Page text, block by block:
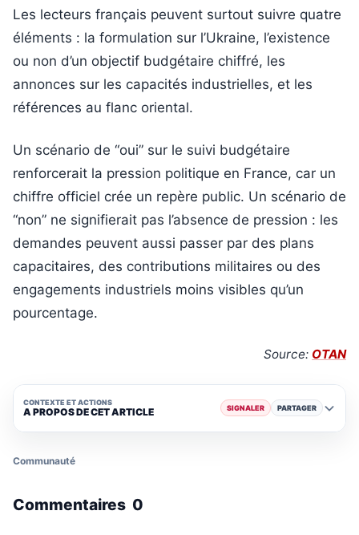
Les lecteurs français peuvent surtout suivre quatre
éléments : la formulation sur l’Ukraine, l’existence
ou non d’un objectif budgétaire chiffré, les
annonces sur les capacités industrielles, et les
références au flanc oriental.
Un scénario de “oui” sur le suivi budgétaire
renforcerait la pression politique en France, car un
chiffre officiel crée un repère public. Un scénario de
“non” ne signifierait pas l’absence de pression : les
demandes peuvent aussi passer par des plans
capacitaires, des contributions militaires ou des
engagements industriels moins visibles qu’un
pourcentage.
Source: OTAN
CONTEXTE ET ACTIONS
A PROPOS DE CET ARTICLE SIGNALER PARTAGER
Communauté
Commentaires 0